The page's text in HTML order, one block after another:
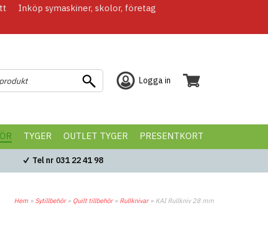
Inköp symaskiner, skolor, företag
Logga in
TYGER OUTLET TYGER PRESENTKORT
Tel nr 031 22 41 98
Hem » Sytillbehör» Quilt tillbehör» Rullknivar» KAI Rullkniv 28 mm